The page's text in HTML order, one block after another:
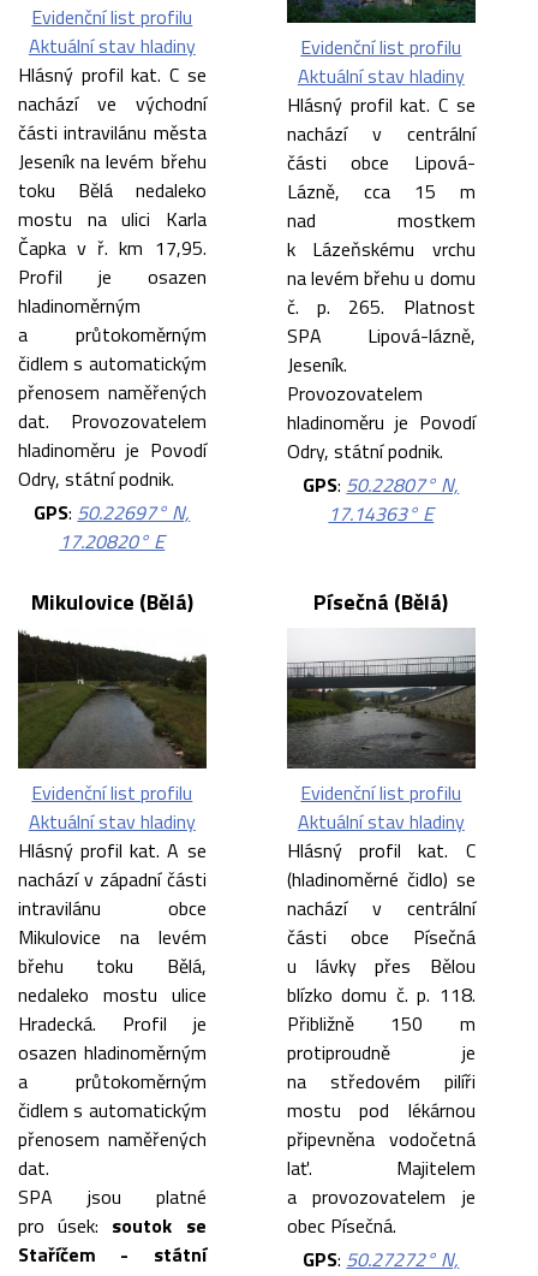
Evidenční list profilu
Aktuální stav hladiny
Hlásný profil kat. C se
nachází ve východní
části intravilánu města
Jeseník na levém břehu
toku Bělá nedaleko
mostu na ulici Karla
Čapka v ř. km 17,95.
Profil je osazen
hladinoměrným
a průtokoměrným
čidlem s automatickým
přenosem naměřených
dat. Provozovatelem
hladinoměru je Povodí
Odry, státní podnik.
GPS: 50.22697° N,
17.20820° E
Evidenční list profilu
Aktuální stav hladiny
Hlásný profil kat. C se
nachází v centrální
části obce Lipová-
Lázně, cca 15 m
nad mostkem
k Lázeňskému vrchu
na levém břehu u domu
č. p. 265. Platnost
SPA Lipová-lázně,
Jeseník.
Provozovatelem
hladinoměru je Povodí
Odry, státní podnik.
GPS: 50.22807° N,
17.14363° E
Mikulovice (Bělá)
Evidenční list profilu
Aktuální stav hladiny
Hlásný profil kat. A se
nachází v západní části
intravilánu obce
Mikulovice na levém
břehu toku Bělá,
nedaleko mostu ulice
Hradecká. Profil je
osazen hladinoměrným
a průtokoměrným
čidlem s automatickým
přenosem naměřených
dat.
SPA jsou platné
pro úsek: soutok se
Staříčem - státní
Písečná (Bělá)
Evidenční list profilu
Aktuální stav hladiny
Hlásný profil kat. C
(hladinoměrné čidlo) se
nachází v centrální
části obce Písečná
u lávky přes Bělou
blízko domu č. p. 118.
Přibližně 150 m
protiproudně je
na středovém pilíři
mostu pod lékárnou
připevněna vodočetná
lať. Majitelem
a provozovatelem je
obec Písečná.
GPS: 50.27272° N,